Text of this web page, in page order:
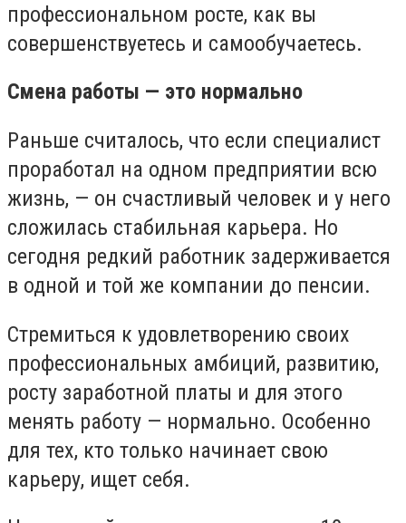
профессиональном росте, как вы
совершенствуетесь и самообучаетесь.
Смена работы — это нормально
Раньше считалось, что если специалист
проработал на одном предприятии всю
жизнь, — он счастливый человек и у него
сложилась стабильная карьера. Но
сегодня редкий работник задерживается
в одной и той же компании до пенсии.
Стремиться к удовлетворению своих
профессиональных амбиций, развитию,
росту заработной платы и для этого
менять работу — нормально. Особенно
для тех, кто только начинает свою
карьеру, ищет себя.